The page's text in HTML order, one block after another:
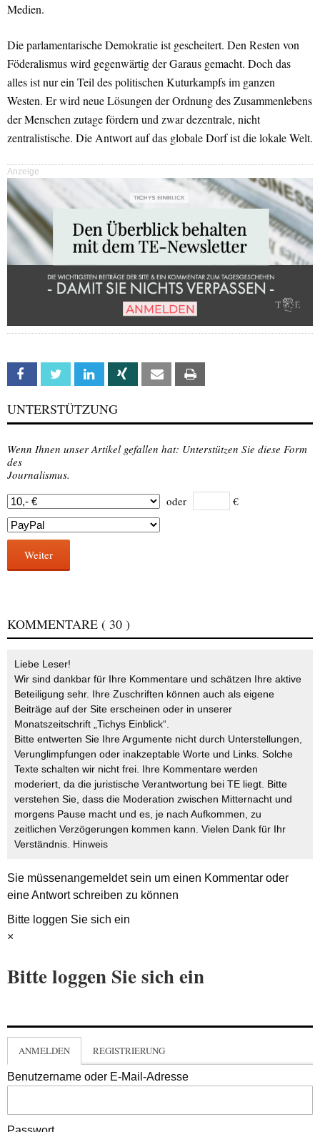
Medien.
Die parlamentarische Demokratie ist gescheitert. Den Resten von
Föderalismus wird gegenwärtig der Garaus gemacht. Doch das
alles ist nur ein Teil des politischen Kuturkampfs im ganzen
Westen. Er wird neue Lösungen der Ordnung des Zusammenlebens
der Menschen zutage fördern und zwar dezentrale, nicht
zentralistische. Die Antwort auf das globale Dorf ist die lokale Welt.
Anzeige
Facebook Twitter Linkedin Xing Email
UNTERSTÜTZUNG
Wenn Ihnen unser Artikel gefallen hat: Unterstützen Sie diese Form
des
Journalismus.
oder
€
Weiter
KOMMENTARE ( 30 )
Liebe Leser!
Wir sind dankbar für Ihre Kommentare und schätzen Ihre aktive
Beteiligung sehr. Ihre Zuschriften können auch als eigene
Beiträge auf der Site erscheinen oder in unserer
Monatszeitschrift „Tichys Einblick“.
Bitte entwerten Sie Ihre Argumente nicht durch Unterstellungen,
Verunglimpfungen oder inakzeptable Worte und Links. Solche
Texte schalten wir nicht frei. Ihre Kommentare werden
moderiert, da die juristische Verantwortung bei TE liegt. Bitte
verstehen Sie, dass die Moderation zwischen Mitternacht und
morgens Pause macht und es, je nach Aufkommen, zu
zeitlichen Verzögerungen kommen kann. Vielen Dank für Ihr
Verständnis. Hinweis
Sie müssenangemeldetsein um einen Kommentar oder
eine Antwort schreiben zu können
Bitte loggen Sie sich ein
×
Bitte loggen Sie sich ein
ANMELDEN REGISTRIERUNG
Benutzername oder E-Mail-Adresse